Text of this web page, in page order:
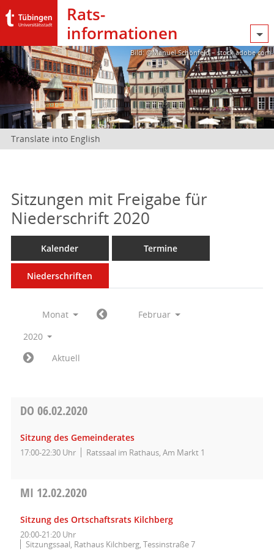
Rats­
informationen
Bild: @Manuel Schönfeld – stock.adobe.com
Translate into English
Sitzungen mit Freigabe für
Niederschrift 2020
Kalender Termine
Niederschriften
Monat
Februar
2020
Aktuell
DO 06.02.2020
Sitzung des Gemeinderates
17:00-22:30 Uhr Ratssaal im Rathaus, Am Markt 1
MI 12.02.2020
Sitzung des Ortschaftsrats Kilchberg
20:00-21:20 Uhr
Sitzungssaal, Rathaus Kilchberg, Tessinstraße 7